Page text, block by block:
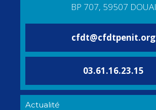
BP 707, 59507 DOUAI
cfdt@cfdtpenit.org
03.61.16.23.15
Actualité